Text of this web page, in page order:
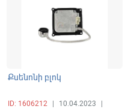
Քսենոնի բլոկ
ID: 1606212 10.04.2023